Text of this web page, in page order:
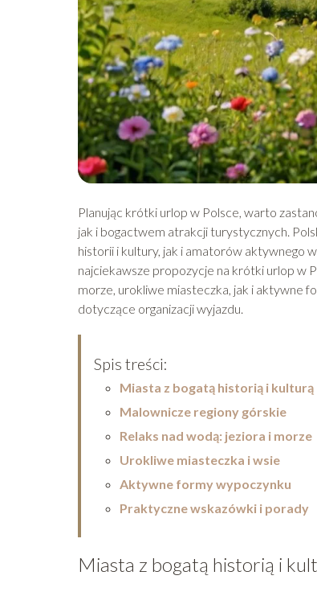
Planując krótki urlop w Polsce, warto
jak i bogactwem atrakcji turystycznych.
historii i kultury, jak i amatorów aktywnego
najciekawsze propozycje na krótki urlop w
morze, urokliwe miasteczka, jak i aktywne
dotyczące organizacji wyjazdu.
Spis treści:
Miasta z bogatą historią i kulturą
Malownicze regiony górskie
Relaks nad wodą: jeziora i morze
Urokliwe miasteczka i wsie
Aktywne formy wypoczynku
Praktyczne wskazówki i porady
Miasta z bogatą historią i